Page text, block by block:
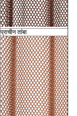
प्राचीन तांबा